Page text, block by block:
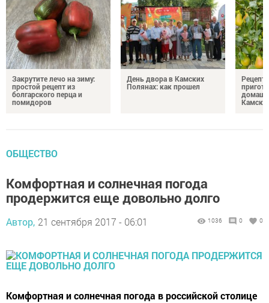
Закрутите лечо на зиму:
простой рецепт из
болгарского перца и
помидоров
День двора в Камских
Полянах: как прошел
ОБЩЕСТВО
Комфортная и солнечная погода
продержится еще довольно долго
Автор, 21 сентября 2017 - 06:01 1036 0 0
Комфортная и солнечная погода в российской столице